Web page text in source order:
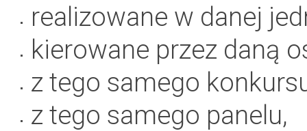
realizowane w danej
kierowane przez daną
z tego samego
z tego samego panelu,